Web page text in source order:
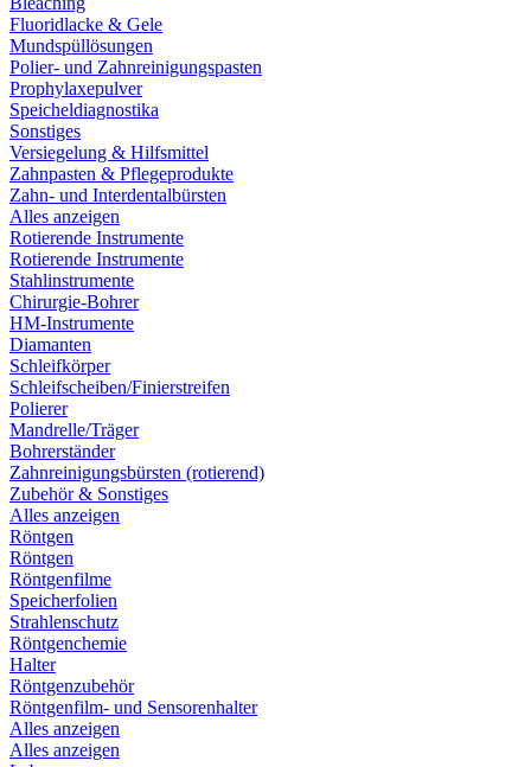
Fluoridlacke & Gele
Mundspüllösungen
Polier- und Zahnreinigungspasten
Prophylaxepulver
Speicheldiagnostika
Sonstiges
Versiegelung & Hilfsmittel
Zahnpasten & Pflegeprodukte
Zahn- und Interdentalbürsten
Alles anzeigen
Rotierende Instrumente
Rotierende Instrumente
Stahlinstrumente
Chirurgie-Bohrer
HM-Instrumente
Diamanten
Schleifkörper
Schleifscheiben/Finierstreifen
Polierer
Mandrelle/Träger
Bohrerständer
Zahnreinigungsbürsten (rotierend)
Zubehör & Sonstiges
Alles anzeigen
Röntgen
Röntgen
Röntgenfilme
Speicherfolien
Strahlenschutz
Röntgenchemie
Halter
Röntgenzubehör
Röntgenfilm- und Sensorenhalter
Alles anzeigen
Alles anzeigen